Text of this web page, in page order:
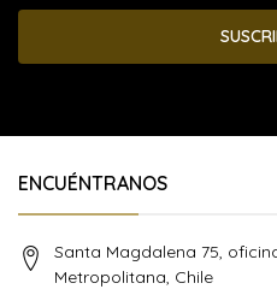
ENCUÉNTRANOS
Santa Magdalena 75,
Metropolitana, Chile